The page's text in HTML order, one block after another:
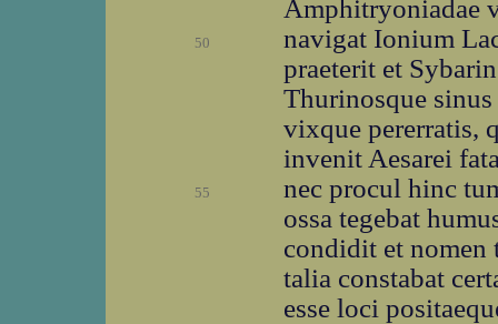
Amphitryoniadae
50
navigat Ionium
praeterit et
Thurinosque
vixque pererratis,
invenit Aesarei
55
nec procul hinc
ossa tegebat
condidit et
talia constabat
esse loci